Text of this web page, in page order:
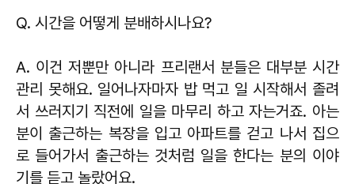
Q. 시간을 어떻게 분배하시나요?
A. 이건 저뿐만 아니라 프리랜서 분들은 대부분 시간
관리 못해요. 일어나자마자 밥 먹고 일 시작해서 졸려
서 쓰러지기 직전에 일을 마무리 하고 자는거죠. 아는
분이 출근하는 복장을 입고 아파트를 걷고 나서 집으
로 들어가서 출근하는 것처럼 일을 한다는 분의 이야
기를 듣고 놀랐어요.